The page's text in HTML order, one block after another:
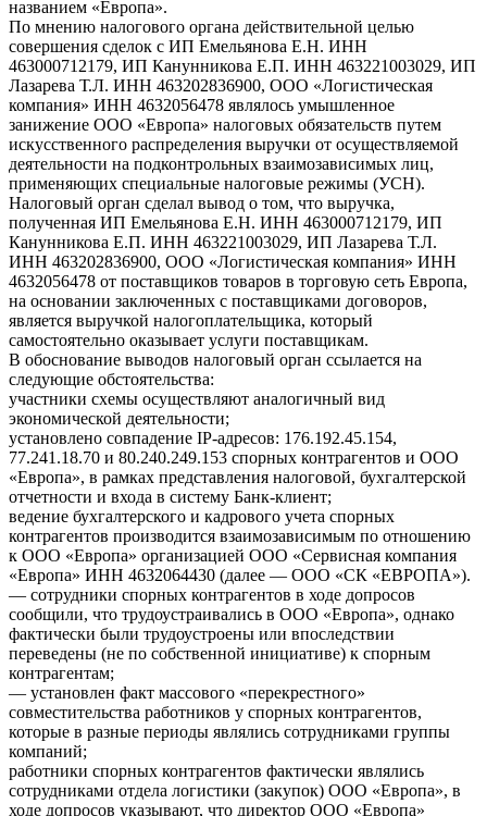
названием «Европа».
По мнению налогового органа действительной целью
совершения сделок с ИП Емельянова Е.Н. ИНН
463000712179, ИП Канунникова Е.П. ИНН 463221003029, ИП
Лазарева Т.Л. ИНН 463202836900, ООО «Логистическая
компания» ИНН 4632056478 являлось умышленное
занижение ООО «Европа» налоговых обязательств путем
искусственного распределения выручки от осуществляемой
деятельности на подконтрольных взаимозависимых лиц,
применяющих специальные налоговые режимы (УСН).
Налоговый орган сделал вывод о том, что выручка,
полученная ИП Емельянова Е.Н. ИНН 463000712179, ИП
Канунникова Е.П. ИНН 463221003029, ИП Лазарева Т.Л.
ИНН 463202836900, ООО «Логистическая компания» ИНН
4632056478 от поставщиков товаров в торговую сеть Европа,
на основании заключенных с поставщиками договоров,
является выручкой налогоплательщика, который
самостоятельно оказывает услуги поставщикам.
В обоснование выводов налоговый орган ссылается на
следующие обстоятельства:
участники схемы осуществляют аналогичный вид
экономической деятельности;
установлено совпадение IP-адресов: 176.192.45.154,
77.241.18.70 и 80.240.249.153 спорных контрагентов и ООО
«Европа», в рамках представления налоговой, бухгалтерской
отчетности и входа в систему Банк-клиент;
ведение бухгалтерского и кадрового учета спорных
контрагентов производится взаимозависимым по отношению
к ООО «Европа» организацией ООО «Сервисная компания
«Европа» ИНН 4632064430 (далее — ООО «СК «ЕВРОПА»).
— сотрудники спорных контрагентов в ходе допросов
сообщили, что трудоустраивались в ООО «Европа», однако
фактически были трудоустроены или впоследствии
переведены (не по собственной инициативе) к спорным
контрагентам;
— установлен факт массового «перекрестного»
совместительства работников у спорных контрагентов,
которые в разные периоды являлись сотрудниками группы
компаний;
работники спорных контрагентов фактически являлись
сотрудниками отдела логистики (закупок) ООО «Европа», в
ходе допросов указывают, что директор ООО «Европа»